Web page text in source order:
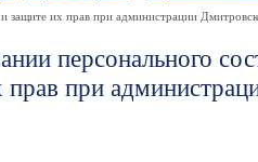
защите их прав при администрации
персонального
при